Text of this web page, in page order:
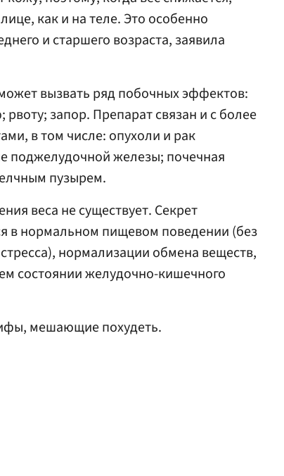
как и на теле. Это особенно
и старшего возраста, заявила
вызвать ряд побочных эффектов:
запор. Препарат связан и с более
в том числе: опухоли и рак
поджелудочной железы; почечная
пузырем.
веса не существует. Секрет
в нормальном пищевом поведении (без
нормализации обмена веществ,
состоянии желудочно-кишечного
мешающие похудеть.